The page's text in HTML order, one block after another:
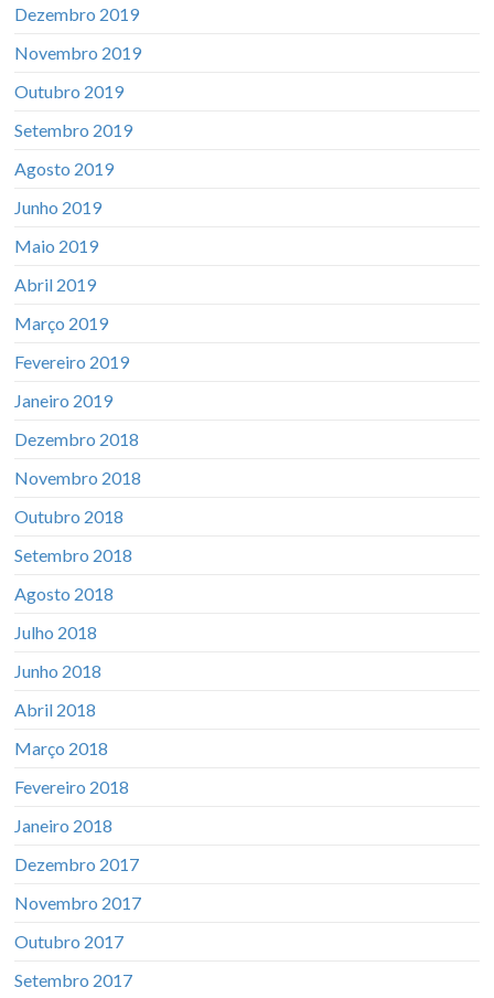
Dezembro 2019
Novembro 2019
Outubro 2019
Setembro 2019
Agosto 2019
Junho 2019
Maio 2019
Abril 2019
Março 2019
Fevereiro 2019
Janeiro 2019
Dezembro 2018
Novembro 2018
Outubro 2018
Setembro 2018
Agosto 2018
Julho 2018
Junho 2018
Abril 2018
Março 2018
Fevereiro 2018
Janeiro 2018
Dezembro 2017
Novembro 2017
Outubro 2017
Setembro 2017